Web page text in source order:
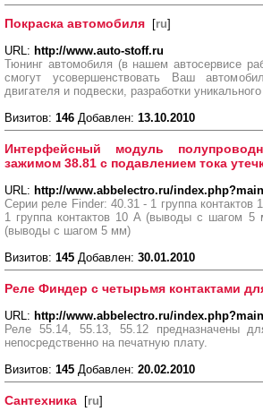
Покраска автомобиля [ru]
URL: http://www.auto-stoff.ru
Тюнинг автомобиля (в нашем автосервисе
смогут усовершенствовать Ваш
двигателя и подвески, разработки
Визитов: 146 Добавлен: 13.10.2010
Интерфейсный модуль
зажимом 38.81 с подавлением тока
URL: http://www.abbelectro.ru/
Серии реле Finder: 40.31 - 1 группа
1 группа контактов 10 A (выводы с шагом
(выводы с шагом 5 мм)
Визитов: 145 Добавлен: 30.01.2010
Реле Финдер с четырьмя контактами
URL: http://www.abbelectro.ru/
Реле 55.14, 55.13, 55.12 предназначены
непосредственно на печатную плату.
Визитов: 145 Добавлен: 20.02.2010
Сантехника [ru]